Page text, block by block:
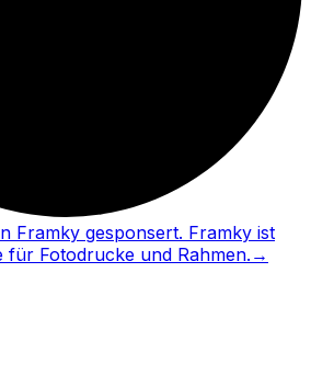
Framky gesponsert. Framky ist
für Fotodrucke und Rahmen. →